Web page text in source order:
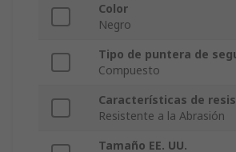
Color
Negro
Tipo de puntera de
Compuesto
Características de
Resistente a la Abrasión
Tamaño EE. UU.